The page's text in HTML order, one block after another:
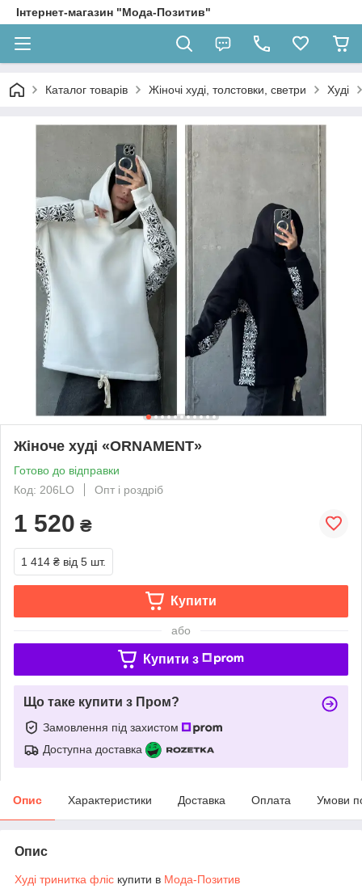
Інтернет-магазин "Мода-Позитив"
Каталог товарів Жіночі худі, толстовки, светри Худі
Жіноче худі «ORNAMENT»
Готово до відправки
Код: 206LO
Опт і роздріб
1 520 ₴
1 414 ₴ від 5 шт.
Купити
або
Купити з
Що таке купити з Пром?
Замовлення під захистом
Доступна доставка
Опис Характеристики Доставка Оплата Умови
Опис
Худі тринитка фліс купити в Мода-Позитив